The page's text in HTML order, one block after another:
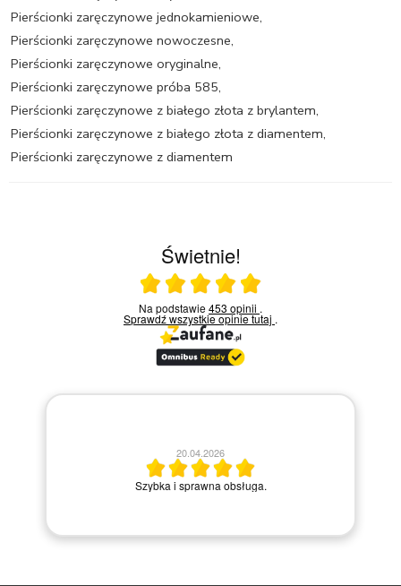
Pierścionki zaręczynowe jednokamieniowe,
Pierścionki zaręczynowe nowoczesne,
Pierścionki zaręczynowe oryginalne,
Pierścionki zaręczynowe próba 585,
Pierścionki zaręczynowe z białego złota z brylantem,
Pierścionki zaręczynowe z białego złota z diamentem,
Pierścionki zaręczynowe z diamentem
Świetnie!
Ocena średnia 5 na 5
Na podstawie453 opinii .
Sprawdź wszystkie opinietutaj .
20.04.2026
Szybka i sprawna obsługa.